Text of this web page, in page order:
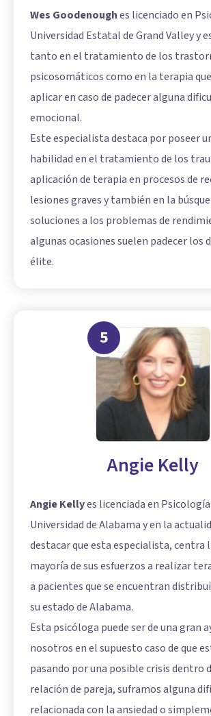
Wes Goodenoughes licenciado en
Universidad Estatal de Grand Valley y
tanto en el tratamiento de los
psicosomáticos como en la terapia
aplicar en caso de padecer alguna
emocional.
Este especialista destaca por poseer
habilidad en el tratamiento de los
aplicación de terapia en procesos de
lesiones graves y también en la
soluciones a los problemas de
algunas ocasiones suelen padecer los
élite.
5
Angie Kelly
Angie Kellyes licenciada en
Universidad de Alabama y en la
destacar que esta especialista, centra
mayoría de sus esfuerzos a realizar
a pacientes que se encuentran
su estado de Alabama.
Esta psicóloga puede ser de una gran
nosotros en el supuesto caso de que
pasando por una posible crisis dentro
relación de pareja, suframos alguna
relacionada con la ansiedad o